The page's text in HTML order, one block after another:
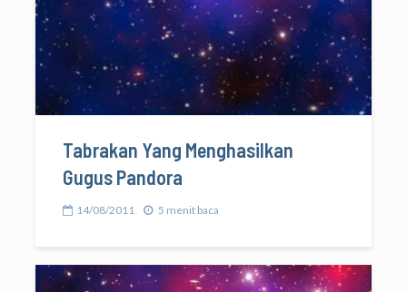
Tabrakan Yang Menghasilkan
Gugus Pandora
14/08/2011 5 menit baca